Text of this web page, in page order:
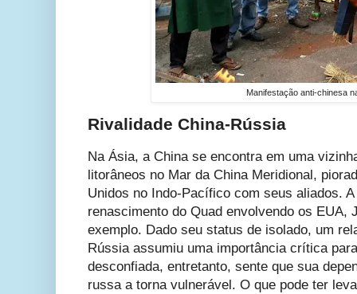
Manifestação anti-chinesa
Rivalidade China-Rússia
Na Ásia, a China se encontra em uma
litorâneos no Mar da China Meridional,
Unidos no Indo-Pacífico com seus aliados.
renascimento do Quad envolvendo os EUA,
exemplo. Dado seu status de isolado, um
Rússia assumiu uma importância crítica
desconfiada, entretanto, sente que sua
russa a torna vulnerável. O que pode ter